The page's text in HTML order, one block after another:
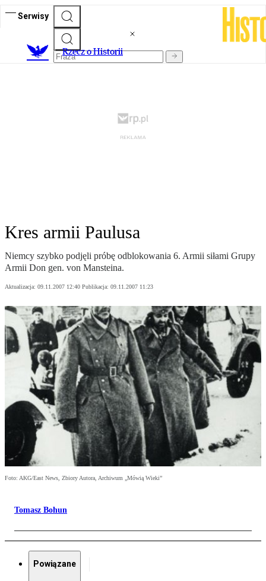
Serwisy
Rzecz o Historii
Kres armii Paulusa
Niemcy szybko podjęli próbę odblokowania 6. Armii siłami Grupy
Armii Don gen. von Mansteina.
Aktualizacja: 09.11.2007 12:40 Publikacja: 09.11.2007 11:23
Foto: AKG/East News, Zbiory Autora, Archiwum „Mówią Wieki”
Tomasz Bohun
Powiązane